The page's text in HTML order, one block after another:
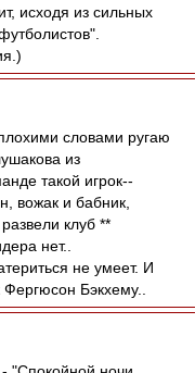
исходя из сильных
словами ругаю
из
такой игрок--
вожак и бабник,
клуб **
нет..
не умеет. И
Фергюсон Бэкхему..